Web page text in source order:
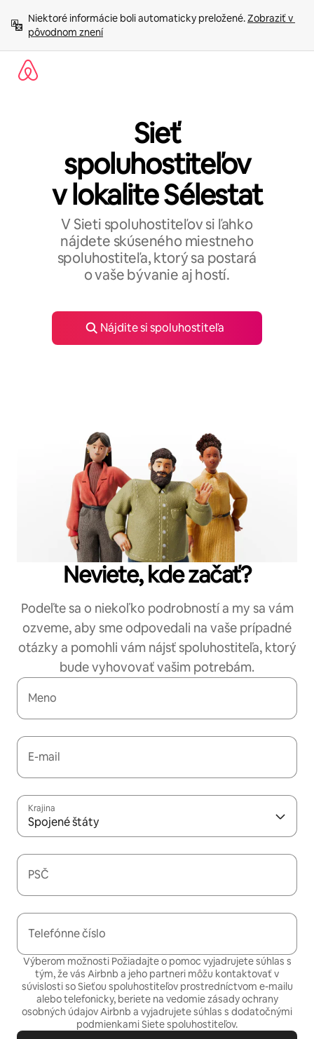
obsah.
Niektoré informácie boli automaticky preložené. Zobraziť v
pôvodnom znení
Sieť
spoluhostiteľov
v lokalite Sélestat
V Sieti spoluhostiteľov si ľahko
nájdete skúseného miestneho
spoluhostiteľa, ktorý sa postará
o vaše bývanie aj hostí.
Nájdite si spoluhostiteľa
Neviete, kde začať?
Podeľte sa o niekoľko podrobností a my sa vám
ozveme, aby sme odpovedali na vaše prípadné
otázky a pomohli vám nájsť spoluhostiteľa, ktorý
bude vyhovovať vašim potrebám.
Meno
E-mail
Krajina
Spojené štáty
PSČ
Telefónne číslo
Výberom možnosti Požiadajte o pomoc vyjadrujete súhlas s
tým, že vás Airbnb a jeho partneri môžu kontaktovať v
súvislosti so Sieťou spoluhostiteľov prostredníctvom e-mailu
alebo telefonicky, beriete na vedomiezásady ochrany
osobných údajovAirbnb a vyjadrujete súhlas s dodatočnými
podmienkami Siete spoluhostiteľov.